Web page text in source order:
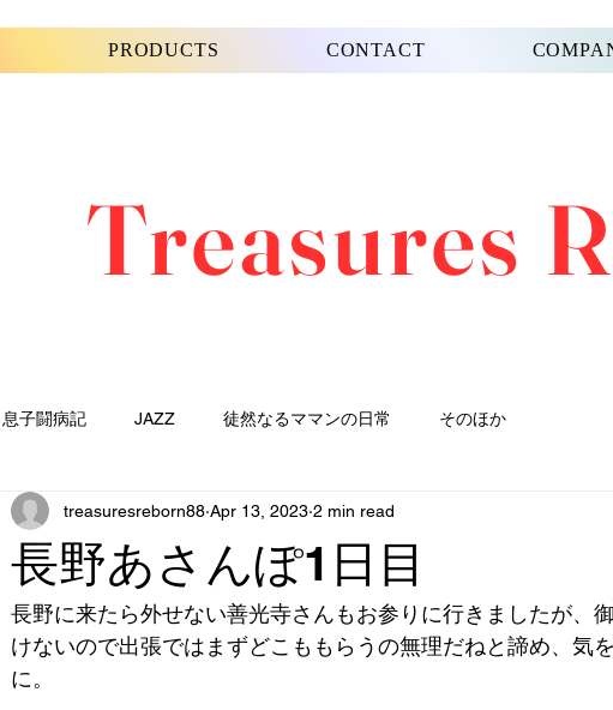
PRODUCTS CONTACT
Treasures
息子闘病記 JAZZ 徒然なるママンの日常 そのほか
長野あさんぽ1日目
treasuresreborn88 Apr 13, 2023 2 min read
長野に来たら外せない善光寺さんもお参りに行きましたが、
けないので出張ではまずどこももらうの無理だねと諦め、気
に。